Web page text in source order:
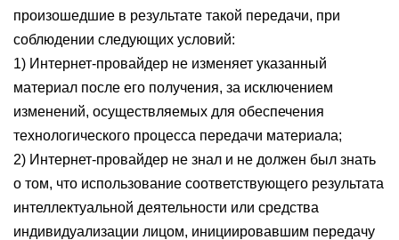
произошедшие в результате такой передачи, при
соблюдении следующих условий:
1) Интернет-провайдер не изменяет указанный
материал после его получения, за исключением
изменений, осуществляемых для обеспечения
технологического процесса передачи материала;
2) Интернет-провайдер не знал и не должен был знать
о том, что использование соответствующего результата
интеллектуальной деятельности или средства
индивидуализации лицом, инициировавшим передачу